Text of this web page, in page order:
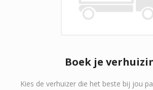
Boek je
Kies de verhuizer die het beste bij jou